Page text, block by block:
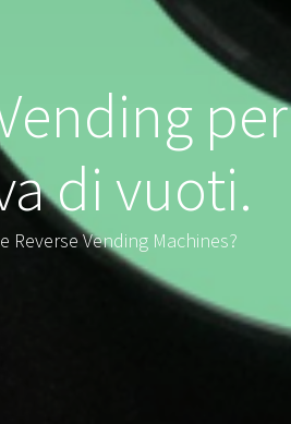
di vuoti.
Reverse Vending Machines?